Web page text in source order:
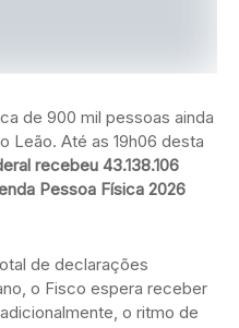
de 900 mil pessoas ainda
Leão. Até as 19h06 desta
recebeu 43.138.106
Pessoa Física 2026
de declarações
o Fisco espera receber
o ritmo de